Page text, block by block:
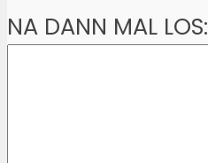
NA DANN MAL LOS: